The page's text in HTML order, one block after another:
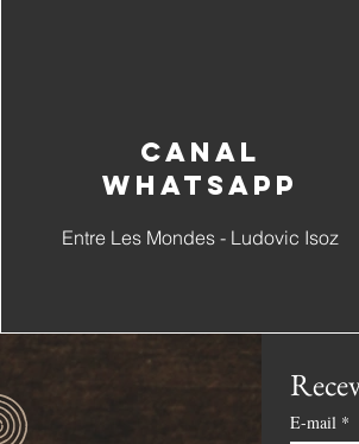
Canal
whatsapp
Entre Les Mondes - Ludovic Isoz
E-mail *